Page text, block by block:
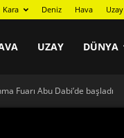
Kara Deniz Hava Uzay
UZAY DÜNYA
Fuarı Abu Dabi’de başladı